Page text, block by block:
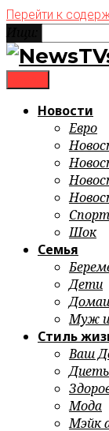
Перейти к
Новости
Евро
Спорт
Шок
Семья
Дети
Муж
Стиль
Ваш
Мода
Мэйк